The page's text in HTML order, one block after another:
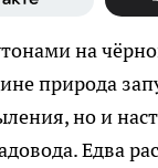
на
природа
но и
Едва